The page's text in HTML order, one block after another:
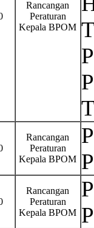
Rancangan
Peraturan
Kepala BPOM
Rancangan
Peraturan
Kepala BPOM
Rancangan
Peraturan
Kepala BPOM